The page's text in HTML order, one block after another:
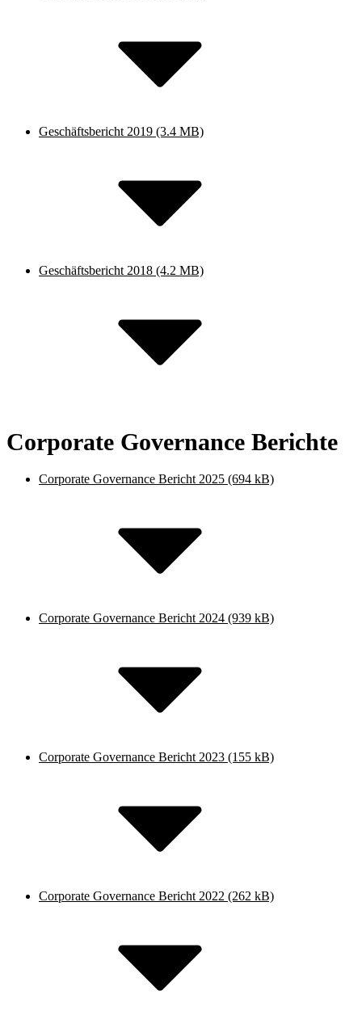
Geschäftsbericht 2019 (3.4 MB)
Geschäftsbericht 2018 (4.2 MB)
Corporate Governance Berichte
Corporate Governance Bericht 2025 (694 kB)
Corporate Governance Bericht 2024 (939 kB)
Corporate Governance Bericht 2023 (155 kB)
Corporate Governance Bericht 2022 (262 kB)